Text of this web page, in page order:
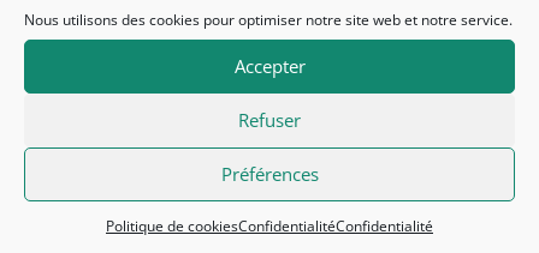
Nous utilisons des cookies pour optimiser notre site web et notre service.
Accepter
Refuser
Préférences
Politique de cookiesConfidentialitéConfidentialité
SkalPuro